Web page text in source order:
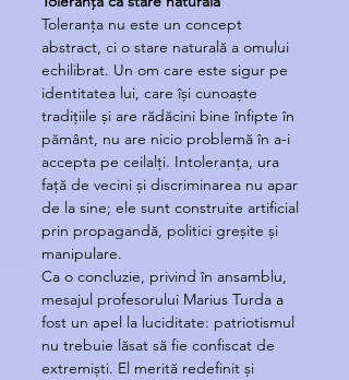
Toleranța nu este un concept
abstract, ci o stare naturală a omului
echilibrat. Un om care este sigur pe
identitatea lui, care își cunoaște
tradițiile și are rădăcini bine înfipte în
pământ, nu are nicio problemă în a-i
accepta pe ceilalți. Intoleranța, ura
față de vecini și discriminarea nu apar
de la sine; ele sunt construite artificial
prin propagandă, politici greșite și
manipulare.
Ca o concluzie, privind în ansamblu,
mesajul profesorului Marius Turda a
fost un apel la luciditate: patriotismul
nu trebuie lăsat să fie confiscat de
extremiști. El merită redefinit și